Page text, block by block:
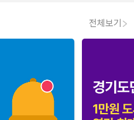
전체보기